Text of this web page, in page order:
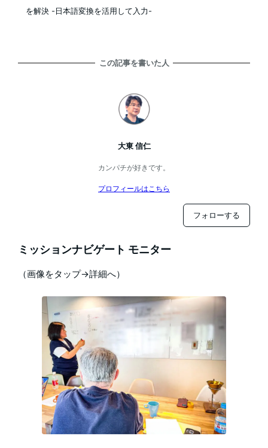
を解決 -日本語変換を活用して入力-
この記事を書いた人
大東 信仁
カンパチが好きです。
プロフィールはこちら
フォローする
ミッションナビゲート モニター
（画像をタップ→詳細へ）